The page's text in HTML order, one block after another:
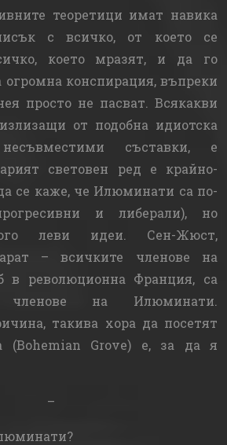
теоретици имат навика
с всичко, от което се
което мразят, и да го
огромна конспирация, въпреки
просто не пасват. Всякакви
от подобна идиотска
съставки, е
световен ред е крайно-
се каже, че Илюминати са по-
и либерали), но
леви идеи. Сен-Жюст,
– всичките членове на
в революционна Франция, са
на Илюминати.
такива хора да посетят
(Bohemian Grove) e, за да я
–